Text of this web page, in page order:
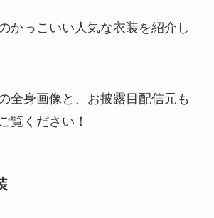
かっこいい人気な衣装を紹介し
全身画像と、お披露目配信元も
覧ください！